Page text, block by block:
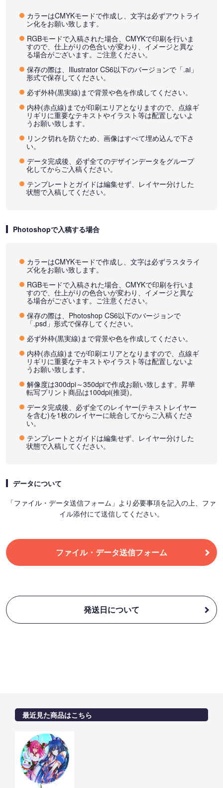
カラーはCMYKモードで作成し、文字は必ずアウトライ
ン化をお願い致します。
RGBモードで入稿された場合、CMYKで印刷を行いま
すので、仕上がりの色合いが変わり、イメージと異な
る場合がございます。ご注意ください。
保存の際は、Illustrator CS6以下のバージョンで「.ai」
形式で保存してください。
必ず外枠(黒実線)まで背景や色を作成してください。
内枠(赤点線)までが印刷エリアとなりますので、点線ギ
リギリに重要なテキストやイラスト等は配置しないよ
うお願い致します。
リンク切れを防ぐため、画像はすべて埋め込んで下さ
い。
データ完成後、必ず全てのデザインデータをグループ
化してからご入稿ください。
テンプレートとガイドは編集せず、レイヤー分けした
状態で入稿してください。
Photoshopで入稿する場合
カラーはCMYKモードで作成し、文字は必ずラスタライ
ズ化をお願い致します。
RGBモードで入稿された場合、CMYKで印刷を行いま
すので、仕上がりの色合いが変わり、イメージと異な
る場合がございます。ご注意ください。
保存の際は、Photoshop CS6以下のバージョンで
「.psd」形式で保存してください。
必ず外枠(黒実線)まで背景や色を作成してください。
内枠(赤点線)までが印刷エリアとなりますので、点線ギ
リギリに重要なテキストやイラスト等は配置しないよ
うお願い致します。
解像度は300dpi～350dpiで作成お願い致します。昇華
転写プリント商品は100dpi(推奨)。
データ完成後、必ず全てのレイヤー(テキストレイヤー
を含む)を1枚のレイヤーに統合してからご入稿くださ
い。
テンプレートとガイドは編集せず、レイヤー分けした
状態で入稿してください。
データについて
「ファイル・データ送信フォーム」より必要事項を記入の上、ファ
イル添付にて送信してください。
ファイル・データ送信フォーム
発送日について
最近見た商品はこちら